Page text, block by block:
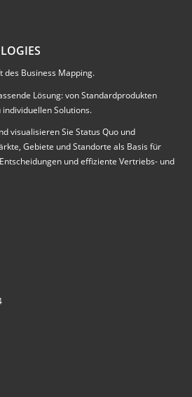
des Business Mapping.
Lösung: von Standardprodukten
Solutions.
visualisieren Sie Status Quo und
Gebiete und Standorte als Basis für
und effiziente Vertriebs- und